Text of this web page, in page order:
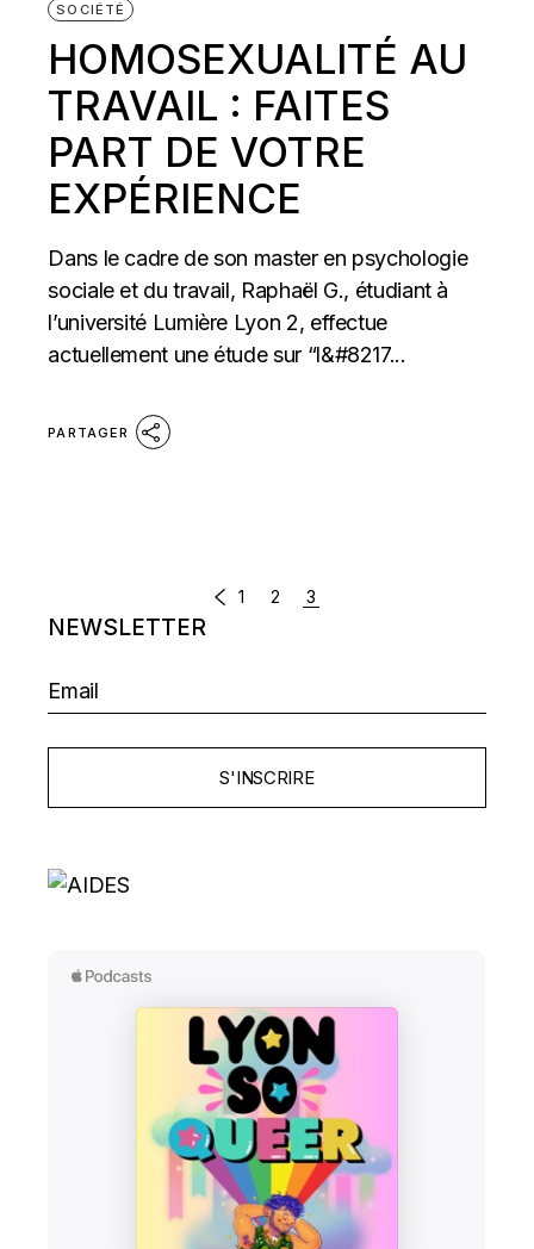
SOCIÉTÉ
HOMOSEXUALITÉ AU
TRAVAIL : FAITES
PART DE VOTRE
EXPÉRIENCE
Dans le cadre de son master en psychologie
sociale et du travail, Raphaël G., étudiant à
l’université Lumière Lyon 2, effectue
actuellement une étude sur “l&#8217...
PARTAGER
NAVIGATION
DES
ARTICLES
1 2 3
NEWSLETTER
S'INSCRIRE